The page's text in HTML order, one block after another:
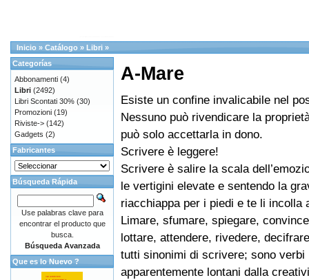
Inicio » Catálogo » Libri »
A-Mare
Esiste un confine invalicabile nel
Nessuno può rivendicare la
può solo accettarla in dono.
Scrivere è leggere!
Scrivere è salire la scala
le vertigini elevate e sentendo la
riacchiappa per i piedi e te li incolla
Limare, sfumare, spiegare,
lottare, attendere, rivedere,
tutti sinonimi di scrivere; sono verbi
apparentemente lontani dalla
Categorías
Abbonamenti (4)
Libri (2492)
Libri Scontati 30% (30)
Promozioni (19)
Riviste-> (142)
Gadgets (2)
Fabricantes
Búsqueda Rápida
Use palabras clave para
encontrar el producto que
busca.
Búsqueda Avanzada
Que es lo Nuevo ?